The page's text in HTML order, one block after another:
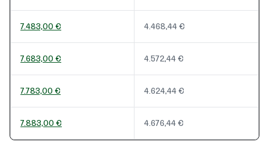
7.483,00 € 4.468,44 €
7.683,00 € 4.572,44 €
7.783,00 € 4.624,44 €
7.883,00 € 4.676,44 €